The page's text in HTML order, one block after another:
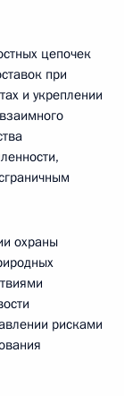
цепочек
при
и укреплении
охраны
рисками